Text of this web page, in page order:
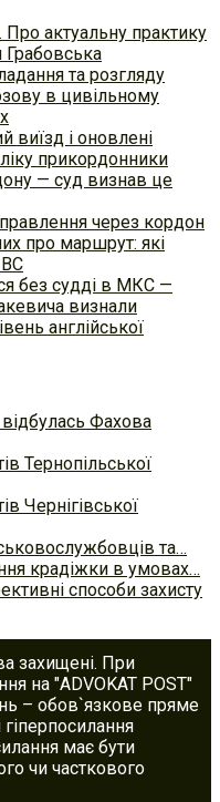
актуальну практику
Грабовська
та розгляду
в цивільному
виїзд і оновлені
прикордонники
— суд визнав це
через кордон
про маршрут: які
ВС
без судді в МКС —
визнали
англійської
Фахова
Тернопільської
Чернігівської
та…
крадіжки в умовах…
способи захисту
захищені. При
на "ADVOKAT POST"
– обов`язкове пряме
має бути
чи часткового